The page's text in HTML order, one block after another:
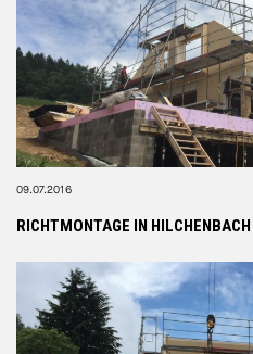
09.07.2016
RICHTMONTAGE IN HILCHENBACH